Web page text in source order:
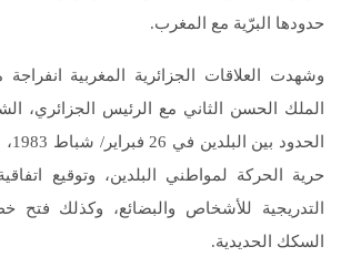
حدودها البرّية مع المغرب.
وشهدت العلاقات الجزائرية المغربية
الملك الحسن الثاني مع الرئيس الجزائري،
حرية الحركة لمواطني البلدين، وتوقيع
التدريجية للأشخاص والبضائع، وكذلك
السكك الحديدية.